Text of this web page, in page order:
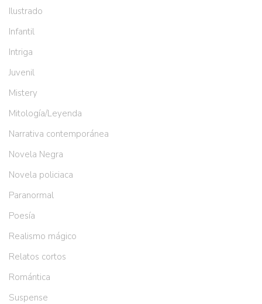
Ilustrado
Infantil
Intriga
Juvenil
Mistery
Mitología/Leyenda
Narrativa contemporánea
Novela Negra
Novela policiaca
Paranormal
Poesía
Realismo mágico
Relatos cortos
Romántica
Suspense